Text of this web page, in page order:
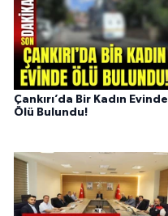
Çankırı’da Bir Kadın Evinde
Ölü Bulundu!